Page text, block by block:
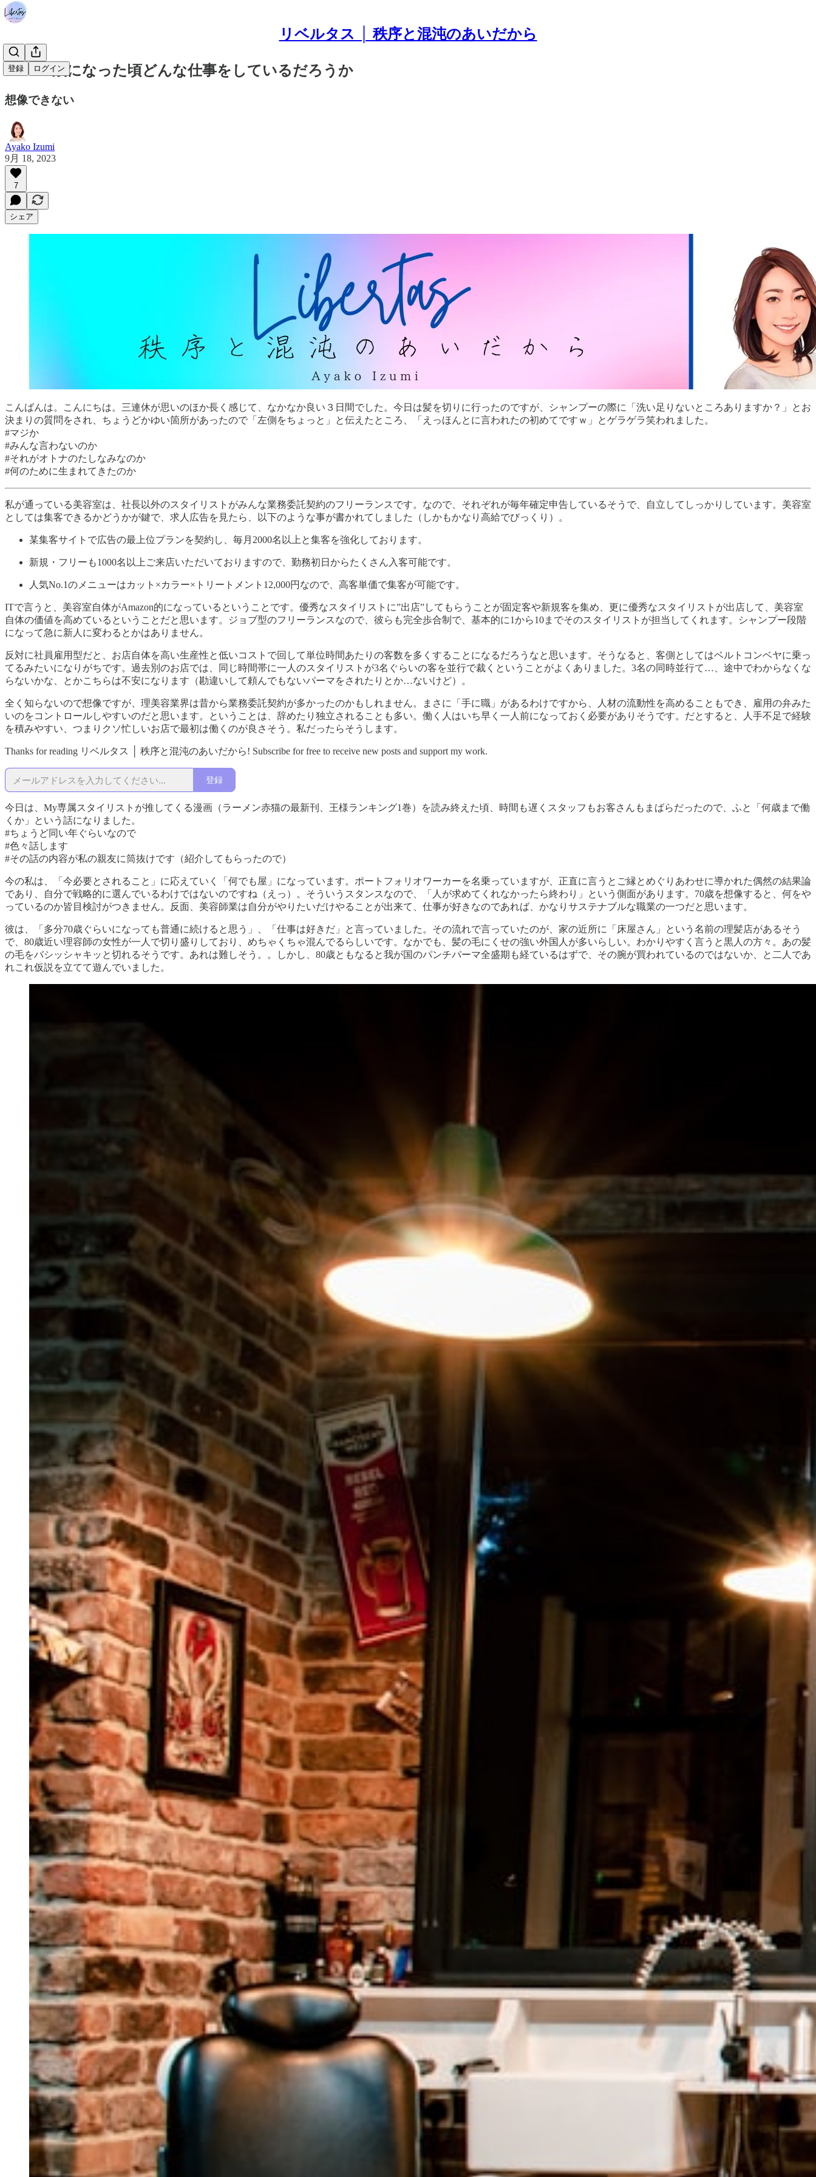
リベルタス │ 秩序と混沌のあいだから
登録 ログイン
#276 70歳になった頃どんな仕事をしているだろうか
想像できない
Ayako Izumi
9月 18, 2023
7
シェア
こんばんは。こんにちは。三連休が思いのほか長く感じて、なかなか良い３日間でした。今日は髪を切りに行ったのですが、シャンプーの際に「洗い足りないところありますか？」とお
決まりの質問をされ、ちょうどかゆい箇所があったので「左側をちょっと」と伝えたところ、「えっほんとに言われたの初めてですｗ」とゲラゲラ笑われました。
#マジか
#みんな言わないのか
#それがオトナのたしなみなのか
#何のために生まれてきたのか
私が通っている美容室は、社長以外のスタイリストがみんな業務委託契約のフリーランスです。なので、それぞれが毎年確定申告しているそうで、自立してしっかりしています。美容室
としては集客できるかどうかが鍵で、求人広告を見たら、以下のような事が書かれてしました（しかもかなり高給でびっくり）。
某集客サイトで広告の最上位プランを契約し、毎月2000名以上と集客を強化しております。
新規・フリーも1000名以上ご来店いただいておりますので、勤務初日からたくさん入客可能です。
人気No.1のメニューはカット×カラー×トリートメント12,000円なので、高客単価で集客が可能です。
ITで言うと、美容室自体がAmazon的になっているということです。優秀なスタイリストに”出店”してもらうことが固定客や新規客を集め、更に優秀なスタイリストが出店して、美容室
自体の価値を高めているということだと思います。ジョブ型のフリーランスなので、彼らも完全歩合制で、基本的に1から10までそのスタイリストが担当してくれます。シャンプー段階
になって急に新人に変わるとかはありません。
反対に社員雇用型だと、お店自体を高い生産性と低いコストで回して単位時間あたりの客数を多くすることになるだろうなと思います。そうなると、客側としてはベルトコンベヤに乗っ
てるみたいになりがちです。過去別のお店では、同じ時間帯に一人のスタイリストが3名ぐらいの客を並行で裁くということがよくありました。3名の同時並行て…、途中でわからなくな
らないかな、とかこちらは不安になります（勘違いして頼んでもないパーマをされたりとか…ないけど）。
全く知らないので想像ですが、理美容業界は昔から業務委託契約が多かったのかもしれません。まさに「手に職」があるわけですから、人材の流動性を高めることもでき、雇用の弁みた
いのをコントロールしやすいのだと思います。ということは、辞めたり独立されることも多い。働く人はいち早く一人前になっておく必要がありそうです。だとすると、人手不足で経験
を積みやすい、つまりクソ忙しいお店で最初は働くのが良さそう。私だったらそうします。
Thanks for reading リベルタス │ 秩序と混沌のあいだから! Subscribe for free to receive new posts and support my work.
登録
今日は、My専属スタイリストが推してくる漫画（ラーメン赤猫の最新刊、王様ランキング1巻）を読み終えた頃、時間も遅くスタッフもお客さんもまばらだったので、ふと「何歳まで働
くか」という話になりました。
#ちょうど同い年ぐらいなので
#色々話します
#その話の内容が私の親友に筒抜けです（紹介してもらったので）
今の私は、「今必要とされること」に応えていく「何でも屋」になっています。ポートフォリオワーカーを名乗っていますが、正直に言うとご縁とめぐりあわせに導かれた偶然の結果論
であり、自分で戦略的に選んでいるわけではないのですね（えっ）。そういうスタンスなので、「人が求めてくれなかったら終わり」という側面があります。70歳を想像すると、何をや
っているのか皆目検討がつきません。反面、美容師業は自分がやりたいだけやることが出来て、仕事が好きなのであれば、かなりサステナブルな職業の一つだと思います。
彼は、「多分70歳ぐらいになっても普通に続けると思う」、「仕事は好きだ」と言っていました。その流れで言っていたのが、家の近所に「床屋さん」という名前の理髪店があるそう
で、80歳近い理容師の女性が一人で切り盛りしており、めちゃくちゃ混んでるらしいです。なかでも、髪の毛にくせの強い外国人が多いらしい。わかりやすく言うと黒人の方々。あの髪
の毛をバシッシャキッと切れるそうです。あれは難しそう。。しかし、80歳ともなると我が国のパンチパーマ全盛期も経ているはずで、その腕が買われているのではないか、と二人であ
れこれ仮説を立てて遊んでいました。